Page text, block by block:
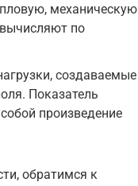
механическую
по
создаваемые
Показатель
произведение
обратимся к